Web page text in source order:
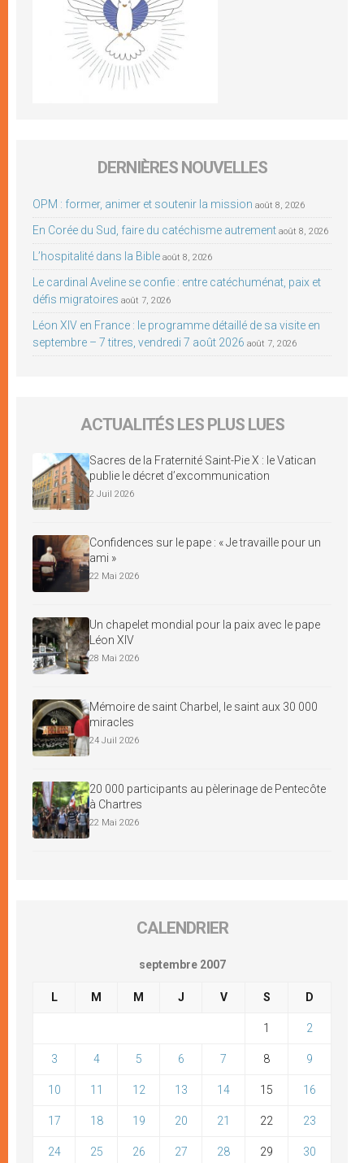
DERNIÈRES NOUVELLES
OPM : former, animer et soutenir la mission août 8, 2026
En Corée du Sud, faire du catéchisme autrement août 8, 2026
L’hospitalité dans la Bible août 8, 2026
Le cardinal Aveline se confie : entre catéchuménat, paix et
défis migratoires août 7, 2026
Léon XIV en France : le programme détaillé de sa visite en
septembre – 7 titres, vendredi 7 août 2026 août 7, 2026
ACTUALITÉS LES PLUS LUES
Sacres de la Fraternité Saint-Pie X : le Vatican
publie le décret d’excommunication
2 Juil 2026
Confidences sur le pape : « Je travaille pour un
ami »
22 Mai 2026
Un chapelet mondial pour la paix avec le pape
Léon XIV
28 Mai 2026
Mémoire de saint Charbel, le saint aux 30 000
miracles
24 Juil 2026
20 000 participants au pèlerinage de Pentecôte
à Chartres
22 Mai 2026
CALENDRIER
septembre 2007
L M M J V S D
1 2
3 4 5 6 7 8 9
10 11 12 13 14 15 16
17 18 19 20 21 22 23
24 25 26 27 28 29 30